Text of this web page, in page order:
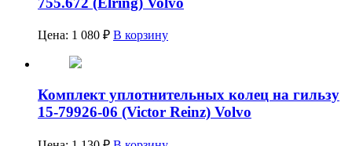
Цена: 1 080 ₽ В корзину
Комплект уплотнительных колец на гильзу
15-79926-06 (Victor Reinz) Volvo